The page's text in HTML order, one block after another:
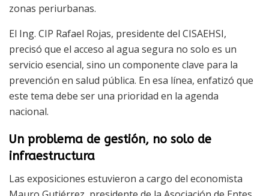
zonas periurbanas.
El Ing. CIP Rafael Rojas, presidente del CISAEHSI,
precisó que el acceso al agua segura no solo es un
servicio esencial, sino un componente clave para la
prevención en salud pública. En esa línea, enfatizó que
este tema debe ser una prioridad en la agenda
nacional.
Un problema de gestión, no solo de
infraestructura
Las exposiciones estuvieron a cargo del economista